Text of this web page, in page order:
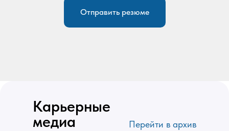
Отправить резюме
Карьерные
медиа
Перейти в архив